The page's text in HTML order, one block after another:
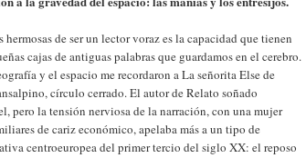
de ser un lector voraz es la capacidad que tienen
cajas de antiguas palabras que guardamos en el cerebro.
y el espacio me recordaron a La señorita Else de
círculo cerrado. El autor de Relato soñado
pero la tensión nerviosa de la narración, con una mujer
de cariz económico, apelaba más a un tipo de
centroeuropea del primer tercio del siglo XX: el reposo